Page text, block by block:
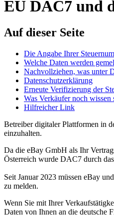
EU DAC7 und
Auf dieser Seite
Die Angabe Ihrer
Welche Daten werden
Nachvollziehen, was unter
Datenschutzerklärung
Erneute Verifizierung der
Was Verkäufer noch wissen
Hilfreicher Link
Betreiber digitaler Plattformen in
einzuhalten.
Da die eBay GmbH als Ihr
Österreich wurde DAC7 durch
Seit Januar 2023 müssen eBay
zu melden.
Wenn Sie mit Ihrer
Daten von Ihnen an die deutsche